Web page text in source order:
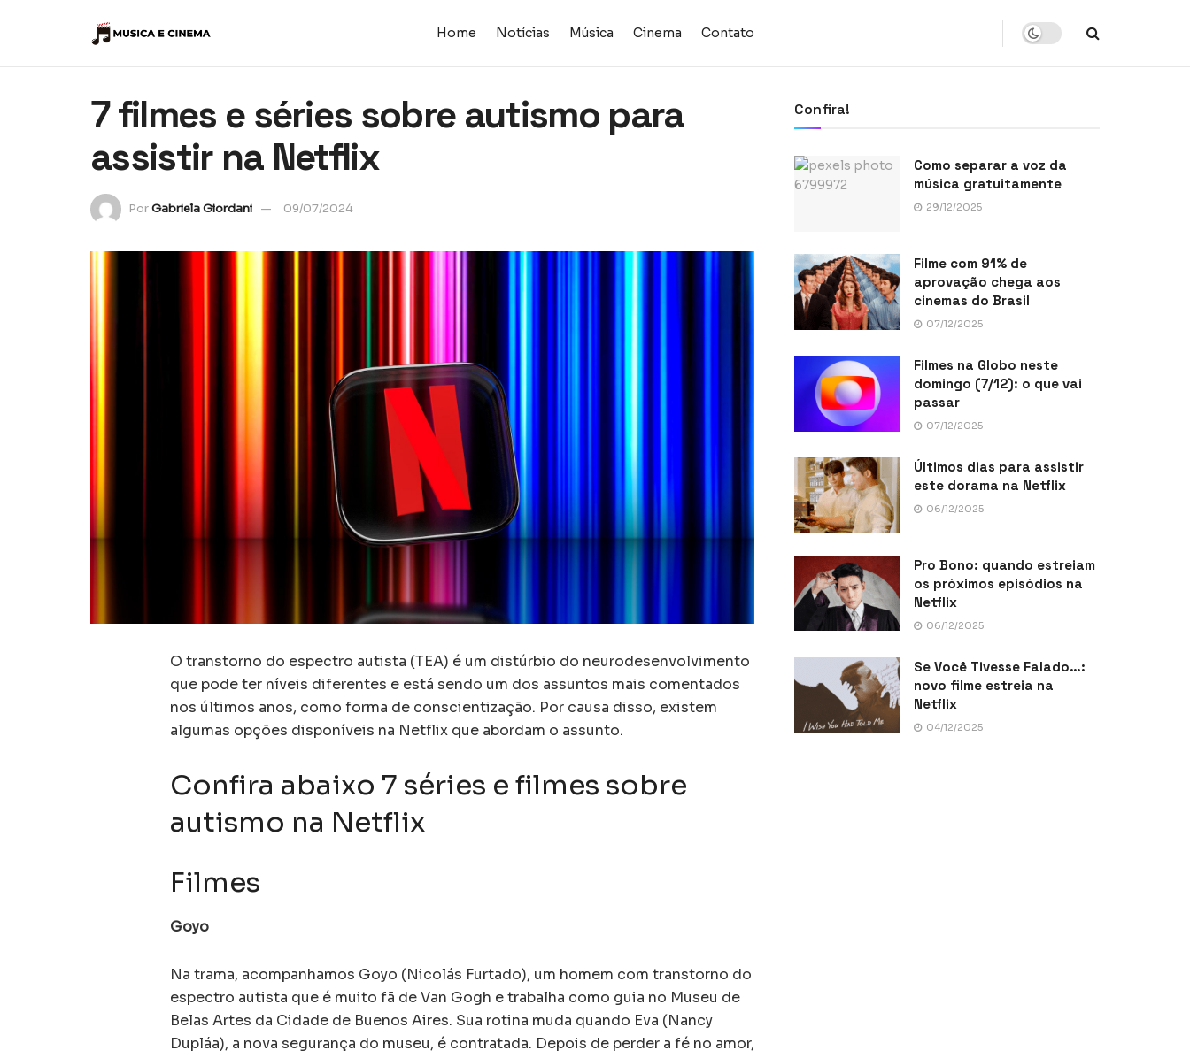
Home Notícias Música Cinema Contato
7 filmes e séries sobre autismo para
assistir na Netflix
PorGabriela Giordani 09/07/2024
O transtorno do espectro autista (TEA) é um distúrbio do neurodesenvolvimento
que pode ter níveis diferentes e está sendo um dos assuntos mais comentados
nos últimos anos, como forma de conscientização. Por causa disso, existem
algumas opções disponíveis na Netflix que abordam o assunto.
Confira abaixo 7 séries e filmes sobre
autismo na Netflix
Filmes
Goyo
Na trama, acompanhamos Goyo (Nicolás Furtado), um homem com transtorno do
espectro autista que é muito fã de Van Gogh e trabalha como guia no Museu de
Belas Artes da Cidade de Buenos Aires. Sua rotina muda quando Eva (Nancy
Dupláa), a nova segurança do museu, é contratada. Depois de perder a fé no amor,
Confira!
Como separar a voz da
música gratuitamente
29/12/2025
Filme com 91% de
aprovação chega aos
cinemas do Brasil
07/12/2025
Filmes na Globo neste
domingo (7/12): o que vai
passar
07/12/2025
Últimos dias para assistir
este dorama na Netflix
06/12/2025
Pro Bono: quando estreiam
os próximos episódios na
Netflix
06/12/2025
Se Você Tivesse Falado…:
novo filme estreia na
Netflix
04/12/2025